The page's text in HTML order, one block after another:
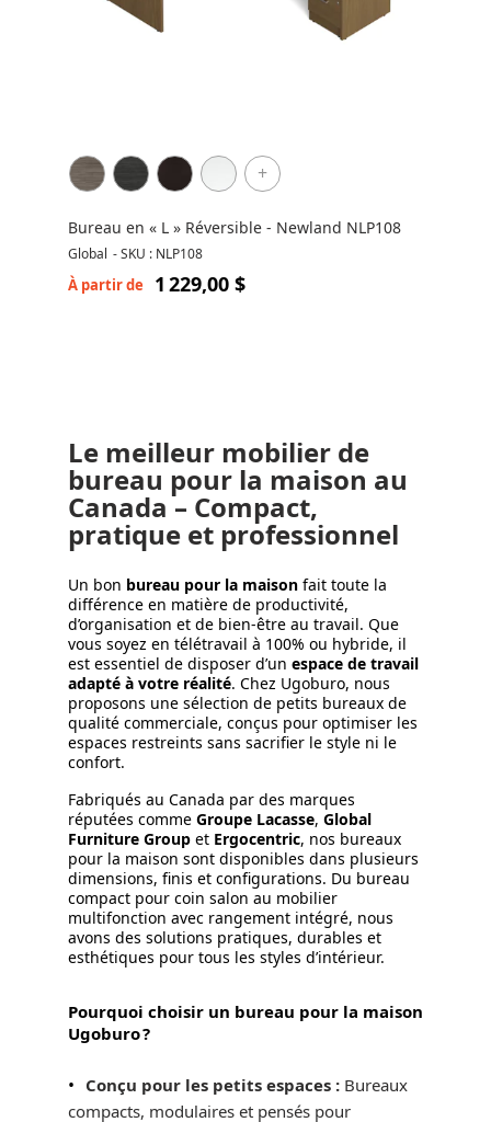
+
Bureau en « L » Réversible - Newland NLP108
Global -SKU : NLP108
À partir de 1 229,00 $
Le meilleur mobilier de
bureau pour la maison au
Canada – Compact,
pratique et professionnel
Un bon bureau pour la maisonfait toute la
différence en matière de productivité,
d’organisation et de bien-être au travail. Que
vous soyez en télétravail à 100% ou hybride, il
est essentiel de disposer d’un espace de travail
adapté à votre réalité. Chez Ugoburo, nous
proposons une sélection de petits bureaux de
qualité commerciale, conçus pour optimiser les
espaces restreints sans sacrifier le style ni le
confort.
Fabriqués au Canada par des marques
réputées comme Groupe Lacasse, Global
Furniture Groupet Ergocentric, nos bureaux
pour la maison sont disponibles dans plusieurs
dimensions, finis et configurations. Du bureau
compact pour coin salon au mobilier
multifonction avec rangement intégré, nous
avons des solutions pratiques, durables et
esthétiques pour tous les styles d’intérieur.
Pourquoi choisir un bureau pour la maison
Ugoburo ?
Conçu pour les petits espaces :Bureaux
compacts, modulaires et pensés pour